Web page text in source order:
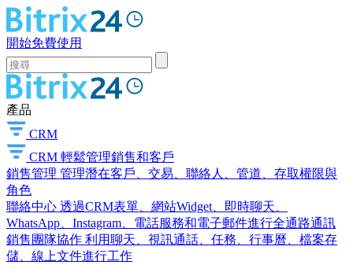
開始免費使用
產品
CRM
CRM 輕鬆管理銷售和客戶
銷售管理 管理潛在客戶、交易、聯絡人、管道、存取權限與
角色
聯絡中心 透過CRM表單、網站Widget、即時聊天、
WhatsApp、Instagram、電話服務和電子郵件進行全通路通訊
銷售團隊協作 利用聊天、視訊通話、任務、行事曆、檔案存
儲、線上文件進行工作